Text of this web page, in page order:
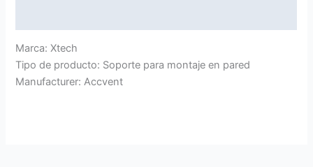
Marca: Xtech
Tipo de producto: Soporte para montaje en pared
Manufacturer: Accvent